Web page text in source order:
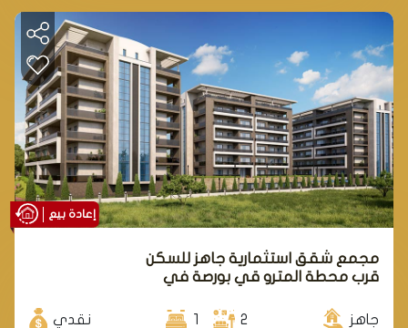
مجمع شقق استثمارية جاهز للسكن
قرب محطة المترو قي بورصة في
جاهز 2
1 نقدي